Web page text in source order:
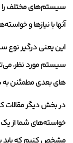
سیستم‌های مختلف را
آنها با نیازها و
این یعنی درگیر نوع
سیستم مورد نظر،
های بعدی مطمئنن به
در بخش دیگر مقالات
خواسته‌های شما از